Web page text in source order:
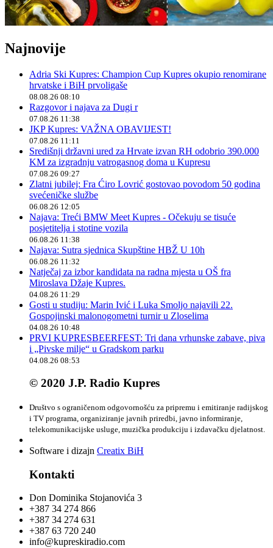
Najnovije
Adria Ski Kupres: Champion Cup Kupres okupio renomirane
hrvatske i BiH prvoligaše
08.08.26 08:10
Razgovor i najava za Dugi r
07.08.26 11:38
JKP Kupres: VAŽNA OBAVIJEST!
07.08.26 11:11
Središnji državni ured za Hrvate izvan RH odobrio 390.000
KM za izgradnju vatrogasnog doma u Kupresu
07.08.26 09:27
Zlatni jubilej: Fra Ćiro Lovrić gostovao povodom 50 godina
svećeničke službe
06.08.26 12:05
Najava: Treći BMW Meet Kupres - Očekuju se tisuće
posjetitelja i stotine vozila
06.08.26 11:38
Najava: Sutra sjednica Skupštine HBŽ U 10h
06.08.26 11:32
Natječaj za izbor kandidata na radna mjesta u OŠ fra
Miroslava Džaje Kupres.
04.08.26 11:29
Gosti u studiju: Marin Ivić i Luka Smoljo najavili 22.
Gospojinski malonogometni turnir u Zloselima
04.08.26 10:48
PRVI KUPRESBEERFEST: Tri dana vrhunske zabave, piva
i „Pivske milje“ u Gradskom parku
04.08.26 08:53
© 2020 J.P. Radio Kupres
Društvo s ograničenom odgovornošću za pripremu i emitiranje radijskog
i TV programa, organiziranje javnih priredbi, javno informiranje,
telekomunikacijske usluge, muzička produkciju i izdavačku djelatnost.
Software i dizajn Creatix BiH
Kontakti
Don Dominika Stojanovića 3
+387 34 274 866
+387 34 274 631
+387 63 720 240
info@kupreskiradio.com